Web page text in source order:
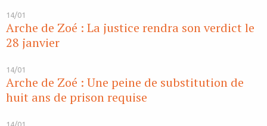
14/01
Arche de Zoé : La justice rendra son verdict le
28 janvier
14/01
Arche de Zoé : Une peine de substitution de
huit ans de prison requise
14/01